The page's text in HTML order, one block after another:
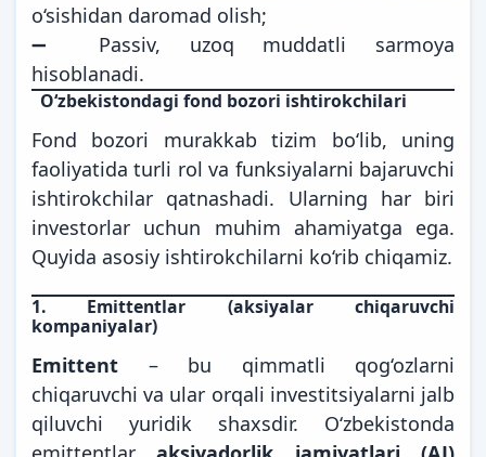
o‘sishidan daromad olish;
➖ Passiv, uzoq muddatli sarmoya
hisoblanadi.
O‘zbekistondagi fond bozori ishtirokchilari
Fond bozori murakkab tizim bo‘lib, uning
faoliyatida turli rol va funksiyalarni bajaruvchi
ishtirokchilar qatnashadi. Ularning har biri
investorlar uchun muhim ahamiyatga ega.
Quyida asosiy ishtirokchilarni ko‘rib chiqamiz.
1. Emittentlar (aksiyalar chiqaruvchi
kompaniyalar)
Emittent – bu qimmatli qog‘ozlarni
chiqaruvchi va ular orqali investitsiyalarni jalb
qiluvchi yuridik shaxsdir. O‘zbekistonda